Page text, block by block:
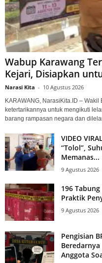
Wabup Karawang
Kejari, Disiapkan
Narasi Kita - 10 Agustus 2026
KARAWANG, NarasiKita.ID –
ketertarikannya untuk mengikuti
barang rampasan negara dan
VIDEO
“Tolol”,
Memanas...
9 Agustus 2026
196
Praktik
9 Agustus 2026
Pengisian
Beredarnya
Anggota